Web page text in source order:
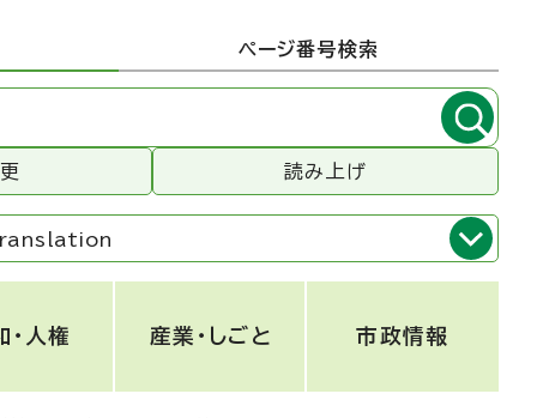
ページ番号検索
読み上げ
・人権 産業・しごと 市政情報